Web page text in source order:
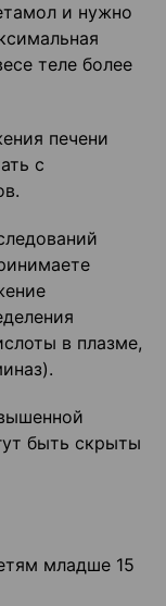
и нужно
теле более
печени
с
в плазме,
быть скрыты
младше 15